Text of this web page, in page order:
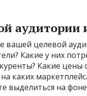
аудитории
вашей целевой
Какие у них
Какие цены
каких
выделиться на